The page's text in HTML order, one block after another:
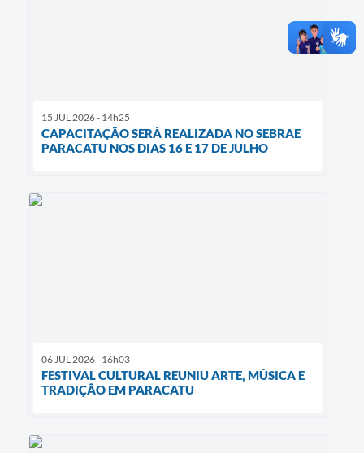
15 JUL 2026 - 14h25
CAPACITAÇÃO SERÁ REALIZADA NO SEBRAE
PARACATU NOS DIAS 16 E 17 DE JULHO
06 JUL 2026 - 16h03
FESTIVAL CULTURAL REUNIU ARTE, MÚSICA E
TRADIÇÃO EM PARACATU